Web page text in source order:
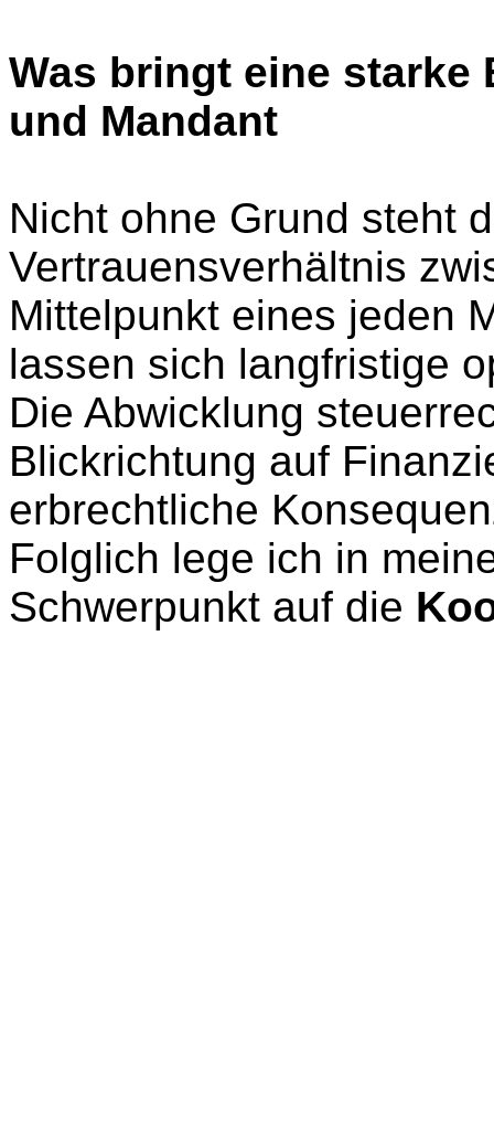
Was bringt eine starke
und Mandant
Nicht ohne Grund steht
Vertrauensverhältnis
Mittelpunkt eines jeden
lassen sich langfristige
Die Abwicklung
Blickrichtung auf
erbrechtliche
Folglich lege ich in
Schwerpunkt auf die